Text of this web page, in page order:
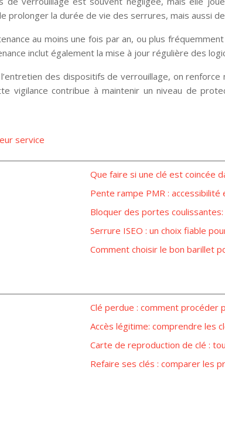
la durée de vie des serrures, mais aussi
au moins une fois par an, ou plus
inclut également la mise à jour régulière des
des dispositifs de verrouillage, on
vigilance contribue à maintenir un niveau de
service
Que faire si une clé est coincée
Pente rampe PMR :
Bloquer des portes
Serrure ISEO : un choix fiable
Comment choisir le bon barillet
Clé perdue : comment procéder
Accès légitime: comprendre les
Carte de reproduction de clé :
Refaire ses clés : comparer les